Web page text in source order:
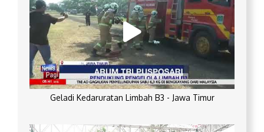
Geladi Kedaruratan Limbah B3 - Jawa Timur